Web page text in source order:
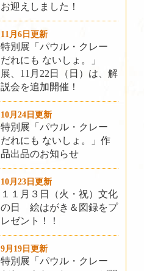
お迎えしました！
11月6日更新
特別展「パウル・クレー
だれにも ないしょ。」
展、11月22日（日）は、解
説会を追加開催！
10月24日更新
特別展「パウル・クレー
だれにも ないしょ。」作
品出品のお知らせ
10月23日更新
１１月３日（火・祝）文化
の日 絵はがき＆図録をプ
レゼント！！
9月19日更新
特別展「パウル・クレー